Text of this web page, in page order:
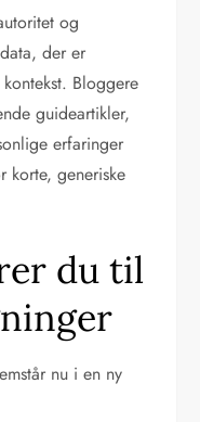
og
der er
Bloggere
guideartikler,
erfaringer
generiske
du til
nu i en ny